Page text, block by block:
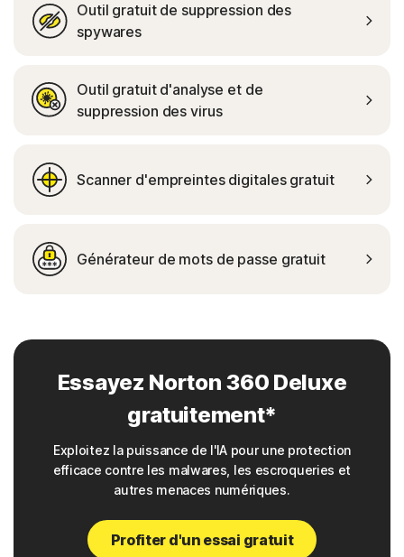
Outil gratuit de suppression des
spywares
Outil gratuit d'analyse et de
suppression des virus
Scanner d'empreintes digitales gratuit
Générateur de mots de passe gratuit
Essayez Norton 360 Deluxe
gratuitement*
Exploitez la puissance de l'IA pour une protection
efficace contre les malwares, les escroqueries et
autres menaces numériques.
Profiter d'un essai gratuit